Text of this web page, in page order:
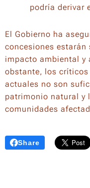
podría derivar
El Gobierno ha
concesiones
impacto ambiental y
obstante, los
actuales no son
patrimonio natural y
comunidades
Share